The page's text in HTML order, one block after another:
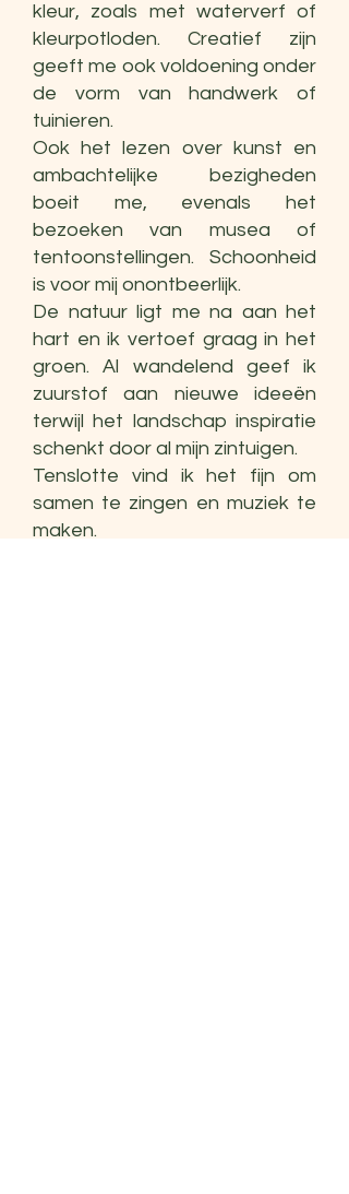
kleur, zoals met waterverf of
kleurpotloden. Creatief zijn
geeft me ook voldoening onder
de vorm van handwerk of
tuinieren.
Ook het lezen over kunst en
ambachtelijke bezigheden
boeit me, evenals het
bezoeken van musea of
tentoonstellingen. Schoonheid
is voor mij onontbeerlijk.
De natuur ligt me na aan het
hart en ik vertoef graag in het
groen. Al wandelend geef ik
zuurstof aan nieuwe ideeën
terwijl het landschap inspiratie
schenkt door al mijn zintuigen.
Tenslotte vind ik het fijn om
samen te zingen en muziek te
maken.